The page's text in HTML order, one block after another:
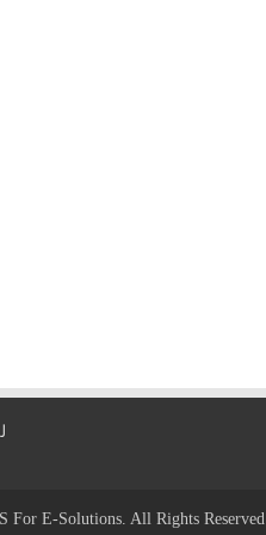
For E-Solutions. All Rights Reserved